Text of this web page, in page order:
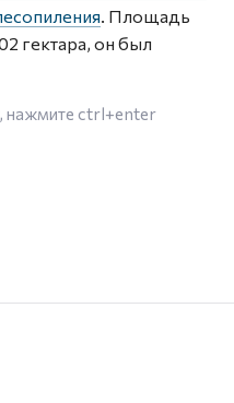
. Площадь
гектара, он был
нажмите ctrl+enter